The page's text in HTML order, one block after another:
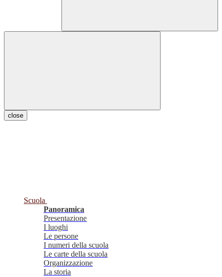
close
Scuola
Panoramica
Presentazione
I luoghi
Le persone
I numeri della scuola
Le carte della scuola
Organizzazione
La storia